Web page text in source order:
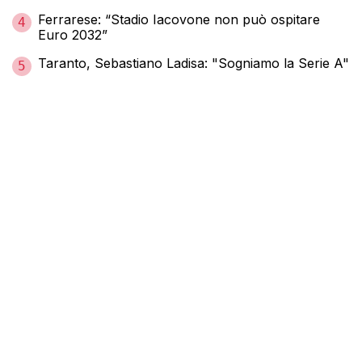
4
Ferrarese: “Stadio Iacovone non può ospitare
Euro 2032”
5 Taranto, Sebastiano Ladisa: "Sogniamo la Serie A"